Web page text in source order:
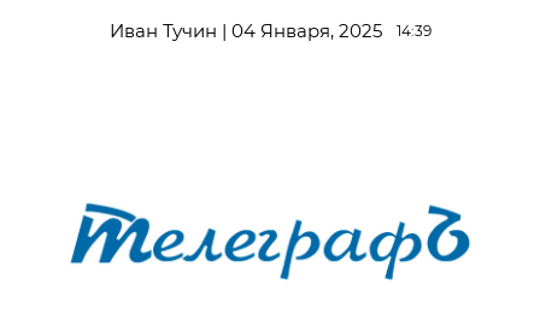
Иван Тучин | 04 Января, 2025 14:39